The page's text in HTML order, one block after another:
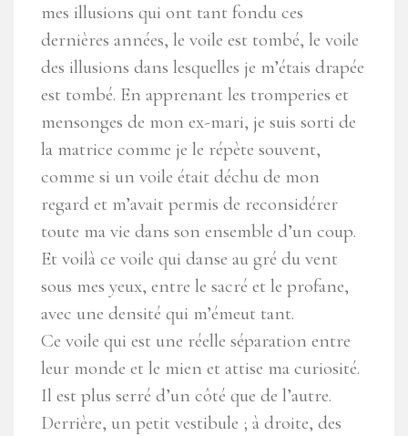
mes illusions qui ont tant fondu ces
dernières années, le voile est tombé, le voile
des illusions dans lesquelles je m’étais drapée
est tombé. En apprenant les tromperies et
mensonges de mon ex-mari, je suis sorti de
la matrice comme je le répète souvent,
comme si un voile était déchu de mon
regard et m’avait permis de reconsidérer
toute ma vie dans son ensemble d’un coup.
Et voilà ce voile qui danse au gré du vent
sous mes yeux, entre le sacré et le profane,
avec une densité qui m’émeut tant.
Ce voile qui est une réelle séparation entre
leur monde et le mien et attise ma curiosité.
Il est plus serré d’un côté que de l’autre.
Derrière, un petit vestibule ; à droite, des